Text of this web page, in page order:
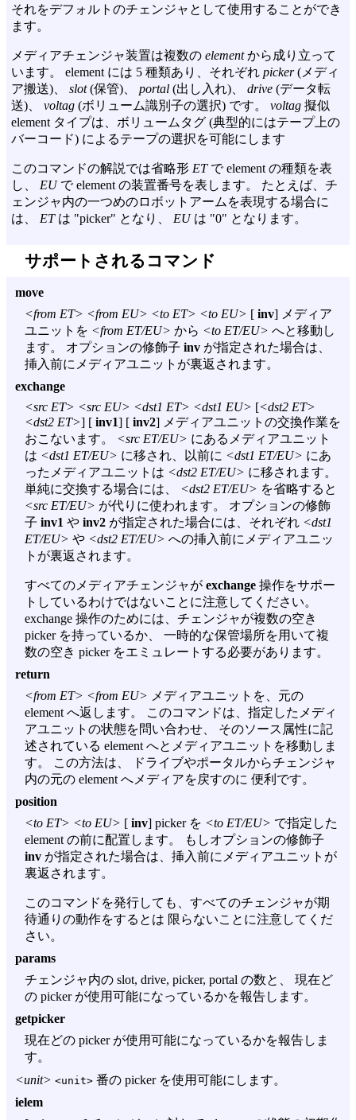
それをデフォルトのチェンジャとして使用することができ
ます。
メディアチェンジャ装置は複数の elementから成り立って
います。 element には 5 種類あり、それぞれ picker(メディ
ア搬送)、 slot(保管)、 portal (出し入れ)、 drive (データ転
送)、 voltag (ボリューム識別子の選択) です。 voltag 擬似
element タイプは、ボリュームタグ (典型的にはテープ上の
バーコード) によるテープの選択を可能にします
このコマンドの解説では省略形 ETで element の種類を表
し、 EUで element の装置番号を表します。 たとえば、チ
ェンジャ内の一つめのロボットアームを表現する場合に
は、 ETは "picker" となり、 EUは "0" となります。
サポートされるコマンド
move
<from ET> <from EU> <to ET> <to EU> [ inv] メディア
ユニットを <from ET/EU> から <to ET/EU> へと移動し
ます。 オプションの修飾子 inv が指定された場合は、
挿入前にメディアユニットが裏返されます。
exchange
<src ET> <src EU> <dst1 ET> <dst1 EU> [<dst2 ET>
<dst2 ET>] [ inv1] [ inv2] メディアユニットの交換作業を
おこないます。
<src ET/EU> にあるメディアユニット
は <dst1 ET/EU> に移され、以前に <dst1 ET/EU> にあ
ったメディアユニットは <dst2 ET/EU> に移されます。
単純に交換する場合には、
<dst2 ET/EU> を省略すると
<src ET/EU> が代りに使われます。 オプションの修飾
子 inv1 や inv2 が指定された場合には、それぞれ <dst1
ET/EU> や <dst2 ET/EU> への挿入前にメディアユニッ
トが裏返されます。
すべてのメディアチェンジャが exchange 操作をサポー
トしているわけではないことに注意してください。
exchange 操作のためには、チェンジャが複数の空き
picker を持っているか、 一時的な保管場所を用いて複
数の空き picker をエミュレートする必要があります。
return
<from ET> <from EU> メディアユニットを、元の
element へ返します。 このコマンドは、指定したメディ
アユニットの状態を問い合わせ、 そのソース属性に記
述されている element へとメディアユニットを移動しま
す。 この方法は、 ドライブやポータルからチェンジャ
内の元の element へメディアを戻すのに 便利です。
position
<to ET> <to EU> [ inv] picker を <to ET/EU> で指定した
element の前に配置します。 もしオプションの修飾子
inv が指定された場合は、挿入前にメディアユニットが
裏返されます。
このコマンドを発行しても、すべてのチェンジャが期
待通りの動作をするとは 限らないことに注意してくだ
さい。
params
チェンジャ内の slot, drive, picker, portal の数と、 現在ど
の picker が使用可能になっているかを報告します。
getpicker
現在どの picker が使用可能になっているかを報告しま
す。
<unit> <unit> 番の picker を使用可能にします。
ielem